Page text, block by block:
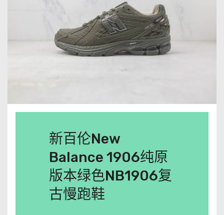
新百伦New
Balance 1906纯原
版本绿色NB1906复
古慢跑鞋